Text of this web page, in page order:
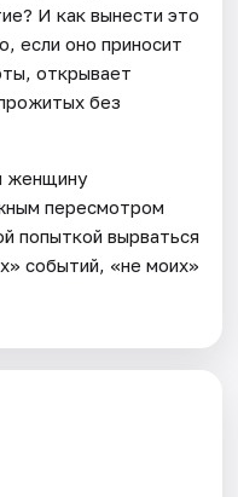
И как вынести это
если оно приносит
открывает
без
женщину
пересмотром
попыткой вырваться
событий, «не моих»